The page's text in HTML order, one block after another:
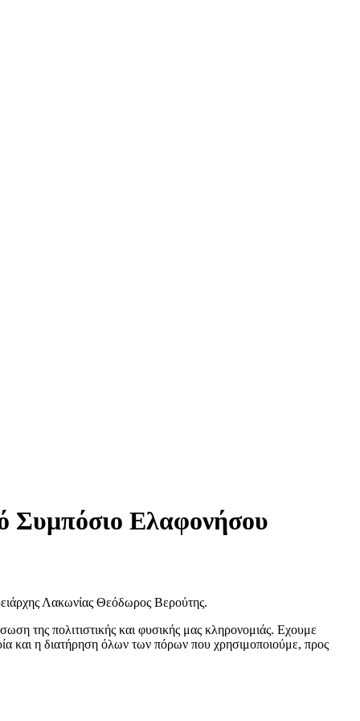
Συμπόσιο Ελαφονήσου
Λακωνίας Θεόδωρος Βερούτης.
της πολιτιστικής και φυσικής μας κληρονομιάς. Εχουμε
και η διατήρηση όλων των πόρων που χρησιμοποιούμε, προς